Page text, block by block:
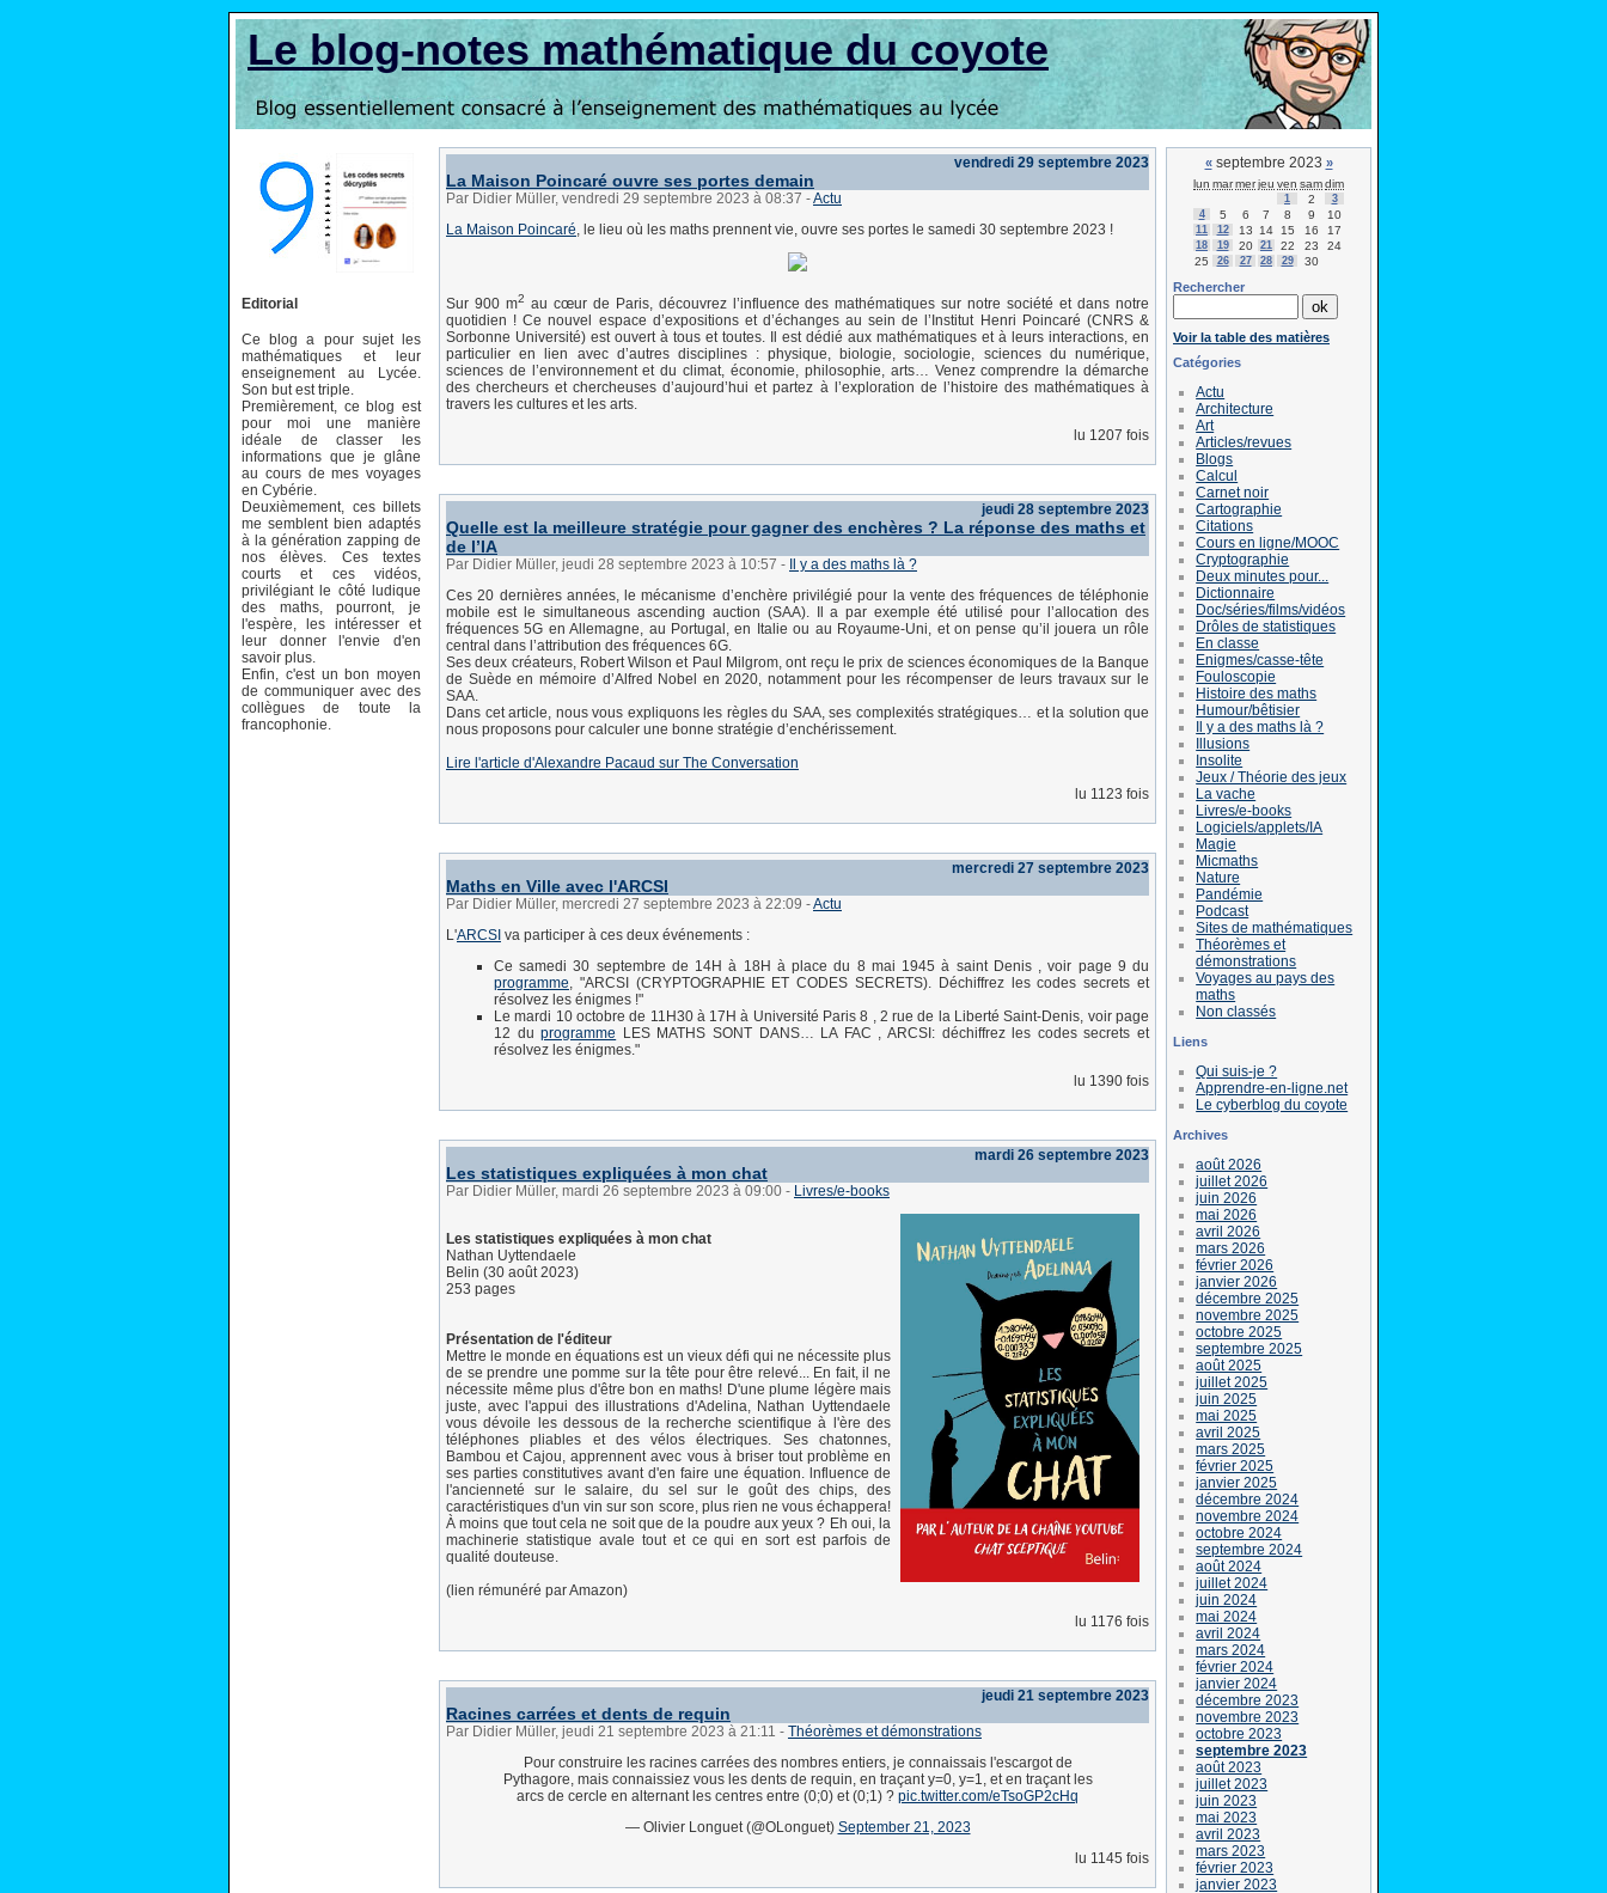
Le blog-notes mathématique du coyote
Editorial
Ce blog a pour sujet les
mathématiques et leur
enseignement au Lycée.
Son but est triple.
Premièrement, ce blog est
pour moi une manière
idéale de classer les
informations que je glâne
au cours de mes voyages
en Cybérie.
Deuxièmement, ces billets
me semblent bien adaptés
à la génération zapping de
nos élèves. Ces textes
courts et ces vidéos,
privilégiant le côté ludique
des maths, pourront, je
l'espère, les intéresser et
leur donner l'envie d'en
savoir plus.
Enfin, c'est un bon moyen
de communiquer avec des
collègues de toute la
francophonie.
vendredi 29 septembre 2023
La Maison Poincaré ouvre ses portes demain
Par Didier Müller, vendredi 29 septembre 2023 à 08:37 -Actu
La Maison Poincaré, le lieu où les maths prennent vie, ouvre ses portes le samedi 30 septembre 2023 !
Sur 900 m2 au cœur de Paris, découvrez l’influence des mathématiques sur notre société et dans notre
quotidien ! Ce nouvel espace d’expositions et d’échanges au sein de l’Institut Henri Poincaré (CNRS &
Sorbonne Université) est ouvert à tous et toutes. Il est dédié aux mathématiques et à leurs interactions, en
particulier en lien avec d’autres disciplines : physique, biologie, sociologie, sciences du numérique,
sciences de l’environnement et du climat, économie, philosophie, arts… Venez comprendre la démarche
des chercheurs et chercheuses d’aujourd’hui et partez à l’exploration de l’histoire des mathématiques à
travers les cultures et les arts.
lu 1207 fois
jeudi 28 septembre 2023
Quelle est la meilleure stratégie pour gagner des enchères ? La réponse des maths et
de l’IA
Par Didier Müller, jeudi 28 septembre 2023 à 10:57 -
Il y a des maths là ?
Ces 20 dernières années, le mécanisme d’enchère privilégié pour la vente des fréquences de téléphonie
mobile est le simultaneous ascending auction (SAA). Il a par exemple été utilisé pour l’allocation des
fréquences 5G en Allemagne, au Portugal, en Italie ou au Royaume-Uni, et on pense qu’il jouera un rôle
central dans l’attribution des fréquences 6G.
Ses deux créateurs, Robert Wilson et Paul Milgrom, ont reçu le prix de sciences économiques de la Banque
de Suède en mémoire d’Alfred Nobel en 2020, notamment pour les récompenser de leurs travaux sur le
SAA.
Dans cet article, nous vous expliquons les règles du SAA, ses complexités stratégiques… et la solution que
nous proposons pour calculer une bonne stratégie d’enchérissement.
Lire l'article d'Alexandre Pacaud sur The Conversation
lu 1123 fois
mercredi 27 septembre 2023
Maths en Ville avec l'ARCSI
Par Didier Müller, mercredi 27 septembre 2023 à 22:09 -Actu
L'ARCSI va participer à ces deux événements :
Ce samedi 30 septembre de 14H à 18H à place du 8 mai 1945 à saint Denis , voir page 9 du
programme, "ARCSI (CRYPTOGRAPHIE ET CODES SECRETS). Déchiffrez les codes secrets et
résolvez les énigmes !"
Le mardi 10 octobre de 11H30 à 17H à Université Paris 8 , 2 rue de la Liberté Saint-Denis, voir page
12 duprogramme LES MATHS SONT DANS… LA FAC , ARCSI: déchiffrez les codes secrets et
résolvez les énigmes."
lu 1390 fois
mardi 26 septembre 2023
Les statistiques expliquées à mon chat
Par Didier Müller, mardi 26 septembre 2023 à 09:00 - Livres/e-books
Les statistiques expliquées à mon chat
Nathan Uyttendaele
Belin (30 août 2023)
253 pages
Présentation de l'éditeur
Mettre le monde en équations est un vieux défi qui ne nécessite plus
de se prendre une pomme sur la tête pour être relevé... En fait, il ne
nécessite même plus d'être bon en maths! D'une plume légère mais
juste, avec l'appui des illustrations d'Adelina, Nathan Uyttendaele
vous dévoile les dessous de la recherche scientifique à l'ère des
téléphones pliables et des vélos électriques. Ses chatonnes,
Bambou et Cajou, apprennent avec vous à briser tout problème en
ses parties constitutives avant d'en faire une équation. lnfluence de
l'ancienneté sur le salaire, du sel sur le goût des chips, des
caractéristiques d'un vin sur son score, plus rien ne vous échappera!
À moins que tout cela ne soit que de la poudre aux yeux ? Eh oui, la
machinerie statistique avale tout et ce qui en sort est parfois de
qualité douteuse.
(lien rémunéré par Amazon)
lu 1176 fois
jeudi 21 septembre 2023
Racines carrées et dents de requin
Par Didier Müller, jeudi 21 septembre 2023 à 21:11 - Théorèmes et démonstrations
Pour construire les racines carrées des nombres entiers, je connaissais l'escargot de
Pythagore, mais connaissiez vous les dents de requin, en traçant y=0, y=1, et en traçant les
arcs de cercle en alternant les centres entre (0;0) et (0;1) ? pic.twitter.com/eTsoGP2cHq
— Olivier Longuet (@OLonguet) September 21, 2023
lu 1145 fois
«septembre 2023 »
lun marmerjeu ven samdim
1 2
3
4
5 6 7 8 9 10
11 12 13 14 15 16 17
18 19 20 21 22 23
24
25
26 27 28 29 30
Rechercher
Voir la table des matières
Catégories
Actu
Architecture
Art
Articles/revues
Blogs
Calcul
Carnet noir
Cartographie
Citations
Cours en ligne/MOOC
Cryptographie
Deux minutes pour...
Dictionnaire
Doc/séries/films/vidéos
Drôles de statistiques
En classe
Enigmes/casse-tête
Fouloscopie
Histoire des maths
Humour/bêtisier
Il y a des maths là ?
Illusions
Insolite
Jeux / Théorie des jeux
La vache
Livres/e-books
Logiciels/applets/IA
Magie
Micmaths
Nature
Pandémie
Podcast
Sites de mathématiques
Théorèmes et
démonstrations
Voyages au pays des
maths
Non classés
Liens
Qui suis-je ?
Apprendre-en-ligne.net
Le cyberblog du coyote
Archives
août 2026
juillet 2026
juin 2026
mai 2026
avril 2026
mars 2026
février 2026
janvier 2026
décembre 2025
novembre 2025
octobre 2025
septembre 2025
août 2025
juillet 2025
juin 2025
mai 2025
avril 2025
mars 2025
février 2025
janvier 2025
décembre 2024
novembre 2024
octobre 2024
septembre 2024
août 2024
juillet 2024
juin 2024
mai 2024
avril 2024
mars 2024
février 2024
janvier 2024
décembre 2023
novembre 2023
octobre 2023
septembre 2023
août 2023
juillet 2023
juin 2023
mai 2023
avril 2023
mars 2023
février 2023
janvier 2023